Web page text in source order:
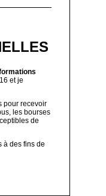
et je
pour recevoir
les bourses
de
à des fins de